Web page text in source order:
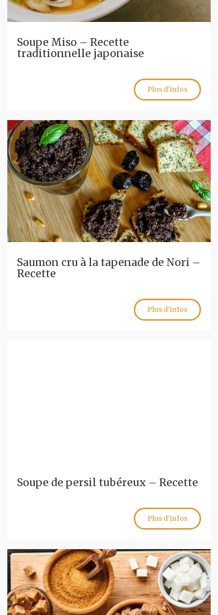
Soupe Miso – Recette
traditionnelle japonaise
Plus d'infos
Saumon cru à la tapenade de Nori –
Recette
Plus d'infos
Soupe de persil tubéreux – Recette
Plus d'infos